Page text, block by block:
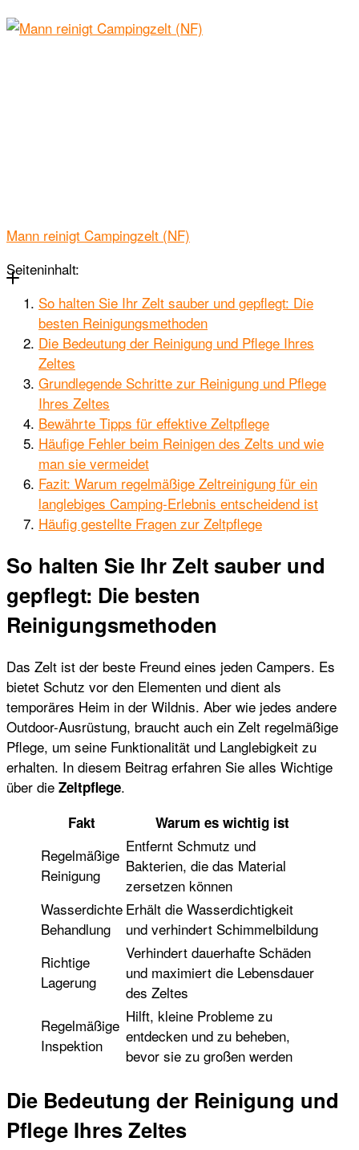
Mann reinigt Campingzelt (NF)
Seiteninhalt:
So halten Sie Ihr Zelt sauber und gepflegt: Die
besten Reinigungsmethoden
Die Bedeutung der Reinigung und Pflege Ihres
Zeltes
Grundlegende Schritte zur Reinigung und Pflege
Ihres Zeltes
Bewährte Tipps für effektive Zeltpflege
Häufige Fehler beim Reinigen des Zelts und wie
man sie vermeidet
Fazit: Warum regelmäßige Zeltreinigung für ein
langlebiges Camping-Erlebnis entscheidend ist
Häufig gestellte Fragen zur Zeltpflege
So halten Sie Ihr Zelt sauber und
gepflegt: Die besten
Reinigungsmethoden
Das Zelt ist der beste Freund eines jeden Campers. Es
bietet Schutz vor den Elementen und dient als
temporäres Heim in der Wildnis. Aber wie jedes andere
Outdoor-Ausrüstung, braucht auch ein Zelt regelmäßige
Pflege, um seine Funktionalität und Langlebigkeit zu
erhalten. In diesem Beitrag erfahren Sie alles Wichtige
über die Zeltpflege.
Fakt Warum es wichtig ist
Regelmäßige
Reinigung
Entfernt Schmutz und
Bakterien, die das Material
zersetzen können
Wasserdichte
Behandlung
Erhält die Wasserdichtigkeit
und verhindert Schimmelbildung
Richtige
Lagerung
Verhindert dauerhafte Schäden
und maximiert die Lebensdauer
des Zeltes
Regelmäßige
Inspektion
Hilft, kleine Probleme zu
entdecken und zu beheben,
bevor sie zu großen werden
Die Bedeutung der Reinigung und
Pflege Ihres Zeltes